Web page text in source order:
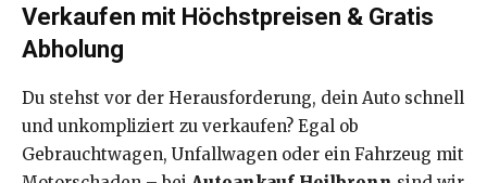
Verkaufen mit Höchstpreisen & Gratis
Abholung
Du stehst vor der Herausforderung, dein Auto schnell
und unkompliziert zu verkaufen? Egal ob
Gebrauchtwagen, Unfallwagen oder ein Fahrzeug mit